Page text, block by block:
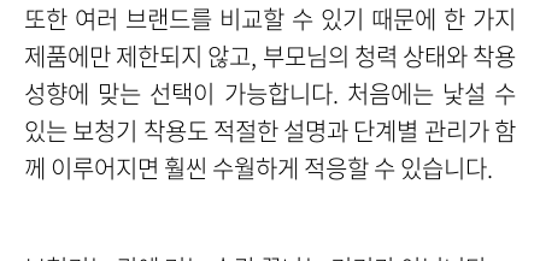
또한 여러 브랜드를 비교할 수 있기 때문에 한 가지
제품에만 제한되지 않고, 부모님의 청력 상태와 착용
성향에 맞는 선택이 가능합니다. 처음에는 낯설 수
있는 보청기 착용도 적절한 설명과 단계별 관리가 함
께 이루어지면 훨씬 수월하게 적응할 수 있습니다.